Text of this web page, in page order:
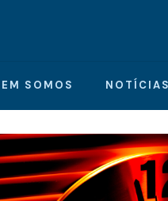
SOMOS NOTÍCIAS